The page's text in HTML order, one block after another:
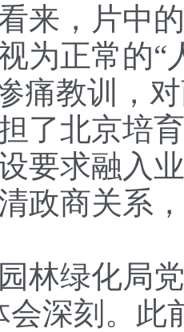
，片中的
为正常的“
痛教训，
了北京培
要求融入
政商关系
绿化局党
会深刻。